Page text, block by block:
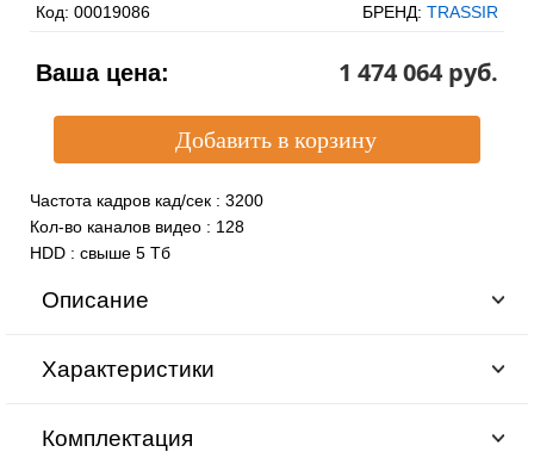
Код: 00019086 БРЕНД: TRASSIR
Ваша цена: 1 474 064 pуб.
Частота кадров кад/сек : 3200
Кол-во каналов видео : 128
HDD : свыше 5 Тб
Описание
Характеристики
Комплектация